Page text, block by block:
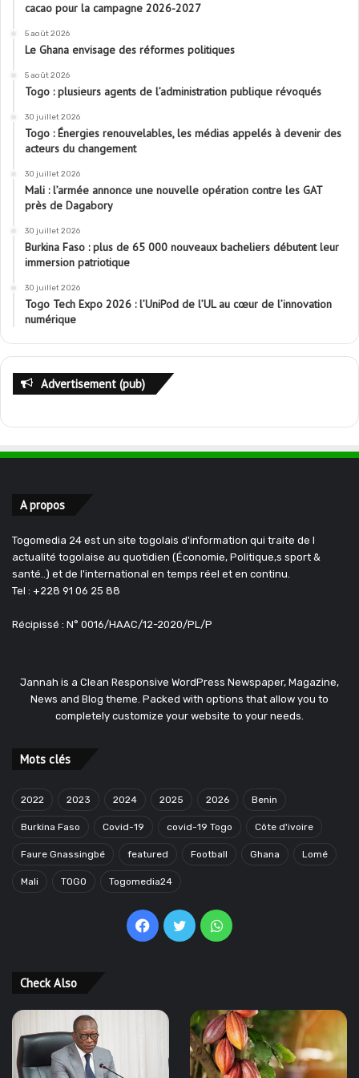
cacao pour la campagne 2026-2027
5 août 2026
Le Ghana envisage des réformes politiques
5 août 2026
Togo : plusieurs agents de l’administration publique révoqués
30 juillet 2026
Togo : Énergies renouvelables, les médias appelés à devenir des
acteurs du changement
30 juillet 2026
Mali : l’armée annonce une nouvelle opération contre les GAT
près de Dagabory
30 juillet 2026
Burkina Faso : plus de 65 000 nouveaux bacheliers débutent leur
immersion patriotique
30 juillet 2026
Togo Tech Expo 2026 : l’UniPod de l’UL au cœur de l’innovation
numérique
Advertisement (pub)
A propos
Togomedia 24 est un site togolais d'information qui traite de l
actualité togolaise au quotidien (Économie, Politique,s sport &
santé..) et de l'international en temps réel et en continu.
Tel : +228 91 06 25 88
Récipissé : N° 0016/HAAC/12-2020/PL/P
Jannah is a Clean Responsive WordPress Newspaper, Magazine,
News and Blog theme. Packed with options that allow you to
completely customize your website to your needs.
Mots clés
2022 2023 2024 2025 2026 Benin
Burkina Faso Covid-19 covid-19 Togo Côte d'ivoire
Faure Gnassingbé featured Football Ghana Lomé
Mali TOGO Togomedia24
Facebook
TwitterWhatsApp
Check Also